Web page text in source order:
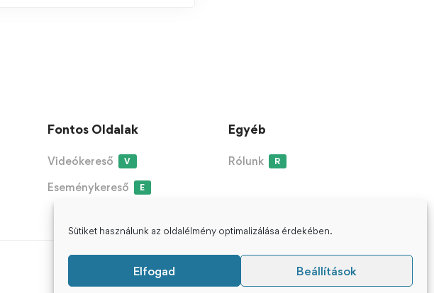
Sütiket használunk az oldalélmény optimalizálása érdekében.
Elfogad Beállítások
Fontos Oldalak
Videókereső V
Eseménykereső E
Egyéb
Rólunk R
Copyright © 2021-2023 Védanta Klub - Minden Jog Fenntartva.